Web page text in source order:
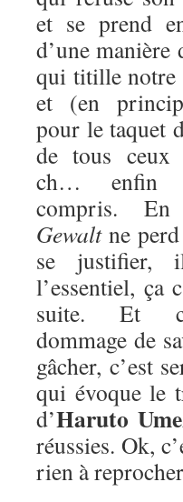
et se prend
d’une manière
qui titille notre
et (en
pour le taquet
de tous
ch… enfin
compris.
Gewaltne perd
se
l’essentiel, ça
suite. Et
dommage de
gâcher, c’est
qui évoque le
d’Haruto
réussies. Ok,
rien à